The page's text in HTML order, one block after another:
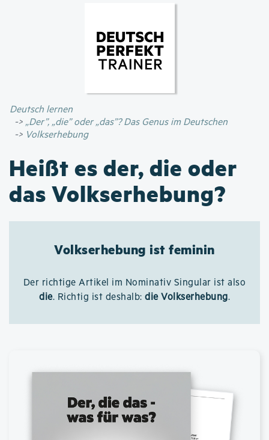
Inhalt
Deutsch lernen
„Der”, „die” oder „das”? Das Genus im Deutschen
Volkserhebung
Heißt es der, die oder
das Volkserhebung?
Volkserhebung ist feminin
Der richtige Artikel im Nominativ Singular ist also
die. Richtig ist deshalb: die Volkserhebung.